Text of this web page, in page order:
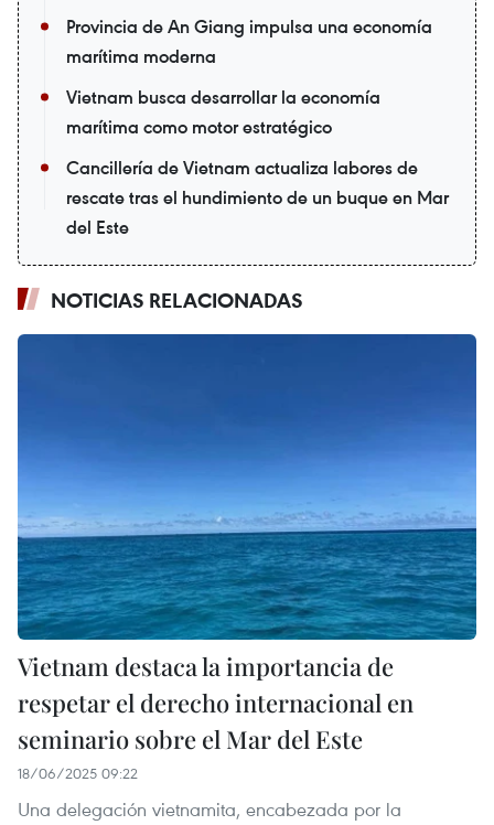
Provincia de An Giang impulsa una economía
marítima moderna
Vietnam busca desarrollar la economía
marítima como motor estratégico
Cancillería de Vietnam actualiza labores de
rescate tras el hundimiento de un buque en Mar
del Este
NOTICIAS RELACIONADAS
Vietnam destaca la importancia de
respetar el derecho internacional en
seminario sobre el Mar del Este
18/06/2025 09:22
Una delegación vietnamita, encabezada por la